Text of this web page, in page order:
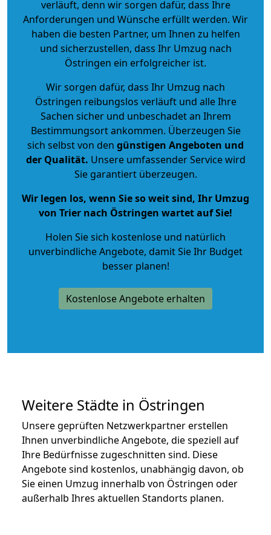
verläuft, denn wir sorgen dafür, dass Ihre
Anforderungen und Wünsche erfüllt werden. Wir
haben die besten Partner, um Ihnen zu helfen
und sicherzustellen, dass Ihr Umzug nach
Östringen ein erfolgreicher ist.
Wir sorgen dafür, dass Ihr Umzug nach
Östringen reibungslos verläuft und alle Ihre
Sachen sicher und unbeschadet an Ihrem
Bestimmungsort ankommen. Überzeugen Sie
sich selbst von den günstigen Angeboten und
der Qualität. Unsere umfassender Service wird
Sie garantiert überzeugen.
Wir legen los, wenn Sie so weit sind, Ihr Umzug
von Trier nach Östringen wartet auf Sie!
Holen Sie sich kostenlose und natürlich
unverbindliche Angebote, damit Sie Ihr Budget
besser planen!
Kostenlose Angebote erhalten
Weitere Städte in Östringen
Unsere geprüften Netzwerkpartner erstellen
Ihnen unverbindliche Angebote, die speziell auf
Ihre Bedürfnisse zugeschnitten sind. Diese
Angebote sind kostenlos, unabhängig davon, ob
Sie einen Umzug innerhalb von Östringen oder
außerhalb Ihres aktuellen Standorts planen.